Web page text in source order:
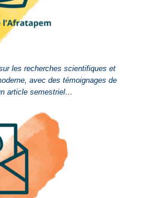
les recherches scientifiques et
avec des témoignages de
article semestriel…